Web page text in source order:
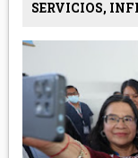
SERVICIOS,